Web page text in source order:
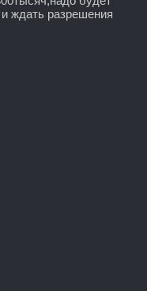
ждать разрешения